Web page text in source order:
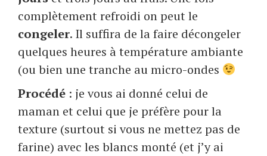
complètement refroidi on peut le
congeler. Il suffira de la faire décongeler
quelques heures à température ambiante
(ou bien une tranche au micro-ondes
Procédé : je vous ai donné celui de
maman et celui que je préfère pour la
texture (surtout si vous ne mettez pas de
farine) avec les blancs monté (et j’y ai